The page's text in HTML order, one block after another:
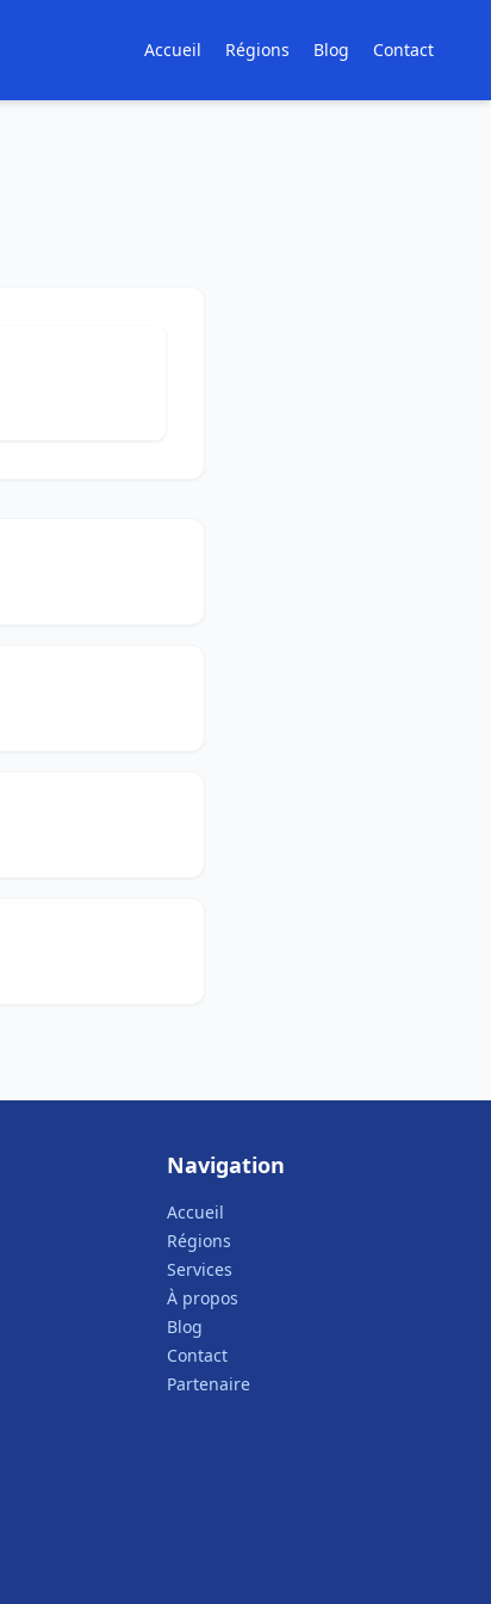
Accueil Régions Blog Contact
Navigation
Accueil
Régions
Services
À propos
Blog
Contact
Partenaire